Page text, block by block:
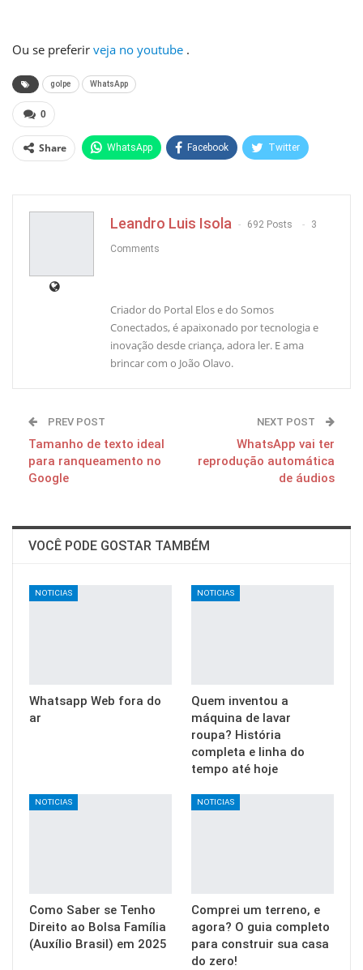
Ou se preferir veja no youtube .
golpe WhatsApp
0
Share WhatsApp Facebook Twitter
Leandro Luis Isola 692 Posts 3
Comments
Criador do Portal Elos e do Somos
Conectados, é apaixonado por tecnologia e
inovação desde criança, adora ler. E ama
brincar com o João Olavo.
PREV POST
Tamanho de texto ideal
para ranqueamento no
Google
NEXT POST
WhatsApp vai ter
reprodução automática
de áudios
VOCÊ PODE GOSTAR TAMBÉM
NOTICIAS
Whatsapp Web fora do
ar
NOTICIAS
Quem inventou a
máquina de lavar
roupa? História
completa e linha do
tempo até hoje
NOTICIAS
Como Saber se Tenho
Direito ao Bolsa Família
(Auxílio Brasil) em 2025
NOTICIAS
Comprei um terreno, e
agora? O guia completo
para construir sua casa
do zero!